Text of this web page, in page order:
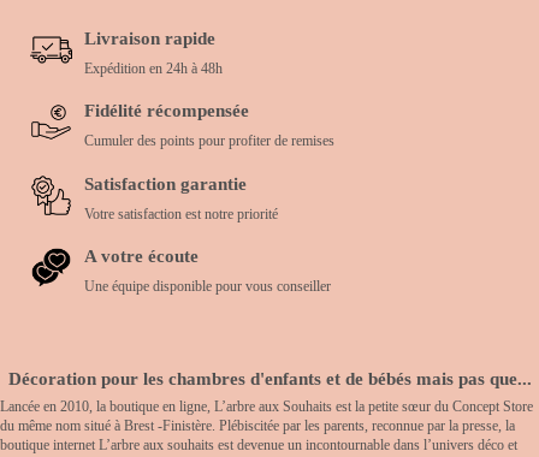
Livraison rapide
Expédition en 24h à 48h
Fidélité récompensée
Cumuler des points pour profiter de remises
Satisfaction garantie
Votre satisfaction est notre priorité
A votre écoute
Une équipe disponible pour vous conseiller
Décoration pour les chambres d'enfants et de bébés mais pas que...
Lancée en 2010, la boutique en ligne, L’arbre aux Souhaits est la petite sœur du Concept Store
du même nom situé à Brest -Finistère. Plébiscitée par les parents, reconnue par la presse, la
boutique internet L’arbre aux souhaits est devenue un incontournable dans l’univers déco et